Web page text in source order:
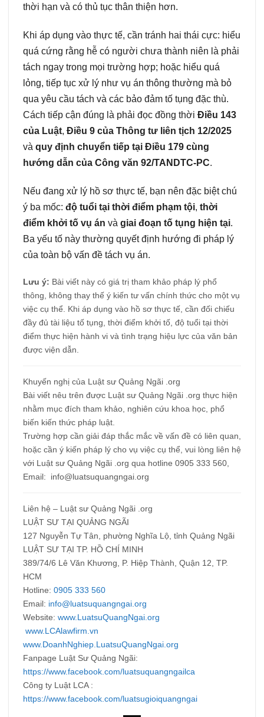
thời hạn và có thủ tục thân thiện hơn.
Khi áp dụng vào thực tế, cần tránh hai thái cực: hiểu
quá cứng rằng hễ có người chưa thành niên là phải
tách ngay trong mọi trường hợp; hoặc hiểu quá
lỏng, tiếp tục xử lý như vụ án thông thường mà bỏ
qua yêu cầu tách và các bảo đảm tố tụng đặc thù.
Cách tiếp cận đúng là phải đọc đồng thời Điều 143
của Luật, Điều 9 của Thông tư liên tịch 12/2025
và quy định chuyển tiếp tại Điều 179 cùng
hướng dẫn của Công văn 92/TANDTC-PC.
Nếu đang xử lý hồ sơ thực tế, bạn nên đặc biệt chú
ý ba mốc: độ tuổi tại thời điểm phạm tội, thời
điểm khởi tố vụ án và giai đoạn tố tụng hiện tại.
Ba yếu tố này thường quyết định hướng đi pháp lý
của toàn bộ vấn đề tách vụ án.
Lưu ý: Bài viết này có giá trị tham khảo pháp lý phổ
thông, không thay thế ý kiến tư vấn chính thức cho một vụ
việc cụ thể. Khi áp dụng vào hồ sơ thực tế, cần đối chiếu
đầy đủ tài liệu tố tụng, thời điểm khởi tố, độ tuổi tại thời
điểm thực hiện hành vi và tình trạng hiệu lực của văn bản
được viện dẫn.
Khuyến nghị của Luật sư Quảng Ngãi .org
Bài viết nêu trên được Luật sư Quảng Ngãi .org thực hiện
nhằm mục đích tham khảo, nghiên cứu khoa học, phổ
biến kiến thức pháp luật.
Trường hợp cần giải đáp thắc mắc về vấn đề có liên quan,
hoặc cần ý kiến pháp lý cho vụ việc cụ thể, vui lòng liên hệ
với Luật sư Quảng Ngãi .org qua hotline 0905 333 560,
Email: info@luatsuquangngai.org
Liên hệ – Luật sư Quảng Ngãi .org
LUẬT SƯ TẠI QUẢNG NGÃI
127 Nguyễn Tự Tân, phường Nghĩa Lộ, tỉnh Quảng Ngãi
LUẬT SƯ TẠI TP. HỒ CHÍ MINH
389/74/6 Lê Văn Khương, P. Hiệp Thành, Quận 12, TP.
HCM
Hotline: 0905 333 560
Email: info@luatsuquangngai.org
Website: www.LuatsuQuangNgai.org
www.LCAlawfirm.vn
www.DoanhNghiep.LuatsuQuangNgai.org
Fanpage Luật Sư Quảng Ngãi:
https://www.facebook.com/luatsuquangngailca
Công ty Luật LCA :
https://www.facebook.com/luatsugioiquangngai